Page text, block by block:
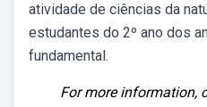
atividade de ciências da
estudantes do 2º ano dos
fundamental.
For more information,